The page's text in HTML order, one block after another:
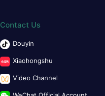
Contact Us
Douyin
Xiaohongshu
Video Channel